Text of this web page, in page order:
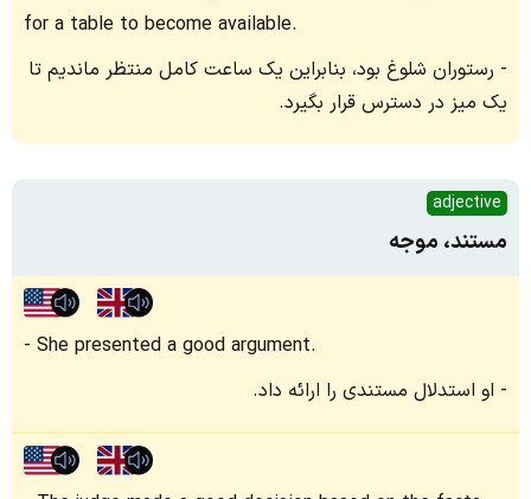
for a table to become available.
رستوران شلوغ بود، بنابراین یک ساعت کامل منتظر ماندیم تا
یک میز در دسترس قرار بگیرد.
adjective
مستند، موجه
She presented a good argument.
او استدلال مستندی را ارائه داد.